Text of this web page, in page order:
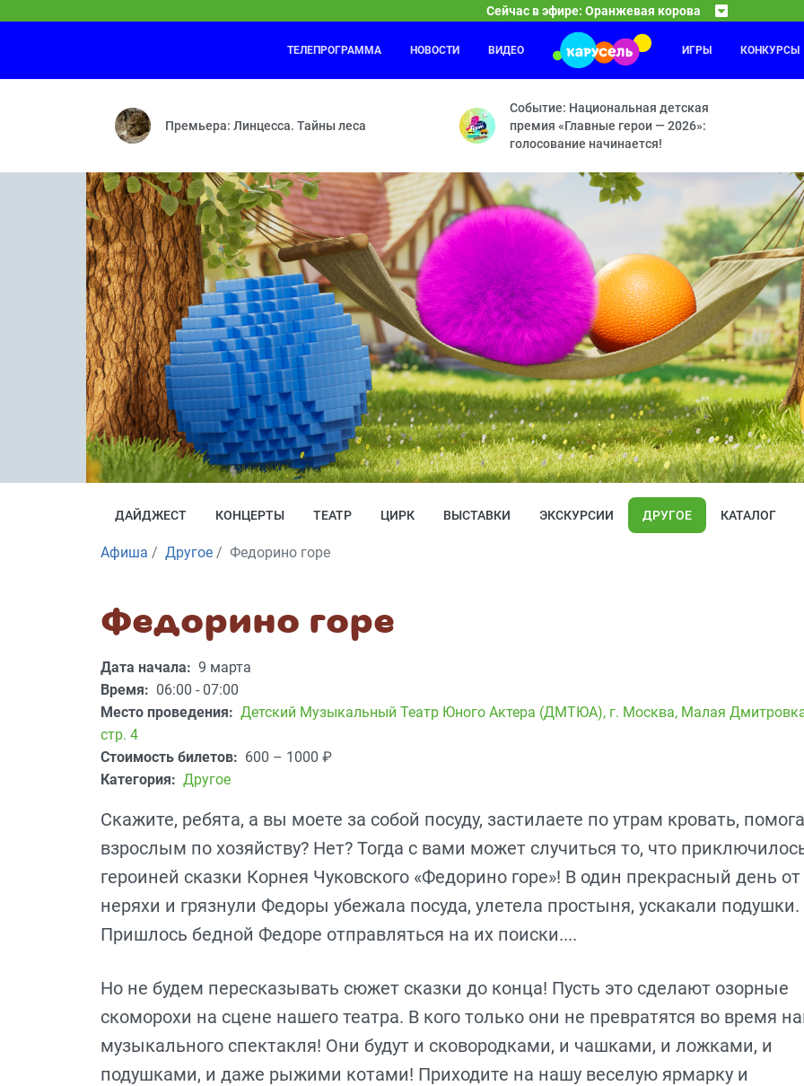
Сейчас в эфире: Оранжевая корова
Оранжевая корова
Повторюша — Дежурная — Едем на море — Дискотека — Гонка века — Остров радости — Побег —
Фиксики
Паучок — Деньги — Рюкзак — Посудомоечная
ТЕЛЕПРОГРАММА НОВОСТИ ВИДЕО ИГРЫ КОНКУРСЫ
Премьера: Линцесса. Тайны леса
Событие: Национальная детская
премия «Главные герои — 2026»:
голосование начинается!
ДАЙДЖЕСТ КОНЦЕРТЫ ТЕАТР ЦИРК ВЫСТАВКИ ЭКСКУРСИИ ДРУГОЕ КАТАЛОГ
Афиша Другое Федорино горе
Федорино горе
Дата начала: 9 марта
Время: 06:00 - 07:00
Место проведения: Детский Музыкальный Театр Юного Актера (ДМТЮА), г. Москва, Малая
стр. 4
Стоимость билетов: 600 – 1000 ₽
Категория: Другое
Скажите, ребята, а вы моете за собой посуду, застилаете по утрам кровать,
взрослым по хозяйству? Нет? Тогда с вами может случиться то, что
героиней сказки Корнея Чуковского «Федорино горе»! В один прекрасный день от
неряхи и грязнули Федоры убежала посуда, улетела простыня, ускакали подушки.
Пришлось бедной Федоре отправляться на их поиски....
Но не будем пересказывать сюжет сказки до конца! Пусть это сделают озорные
скоморохи на сцене нашего театра. В кого только они не превратятся во время
музыкального спектакля! Они будут и сковородками, и чашками, и ложками, и
подушками, и даже рыжими котами! Приходите на нашу веселую ярмарку и